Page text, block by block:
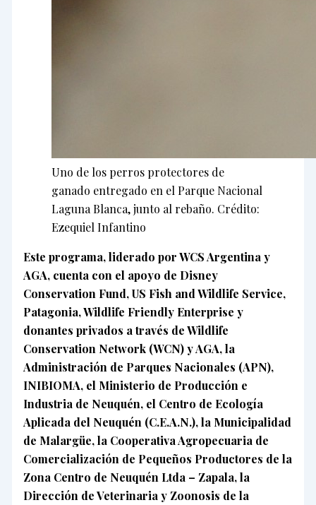
Uno de los perros protectores de
ganado entregado en el Parque Nacional
Laguna Blanca, junto al rebaño. Crédito:
Ezequiel Infantino
Este programa, liderado por WCS Argentina y
AGA, cuenta con el apoyo de Disney
Conservation Fund, US Fish and Wildlife Service,
Patagonia, Wildlife Friendly Enterprise y
donantes privados a través de Wildlife
Conservation Network (WCN) y AGA, la
Administración de Parques Nacionales (APN),
INIBIOMA, el Ministerio de Producción e
Industria de Neuquén, el Centro de Ecología
Aplicada del Neuquén (C.E.A.N.), la Municipalidad
de Malargüe, la Cooperativa Agropecuaria de
Comercialización de Pequeños Productores de la
Zona Centro de Neuquén Ltda – Zapala, la
Dirección de Veterinaria y Zoonosis de la